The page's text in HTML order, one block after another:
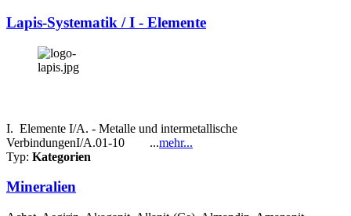
Lapis-Systematik / I - Elemente
I. Elemente I/A. - Metalle und intermetallische
VerbindungenI/A.01-10 ...mehr...
Typ: Kategorien
Mineralien